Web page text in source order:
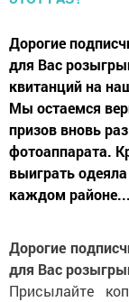
Дорогие
для Вас
квитанций на
Мы остаемся
призов вновь
фотоаппарата.
выиграть
каждом районе...
Дорогие
для Вас
Присылайте